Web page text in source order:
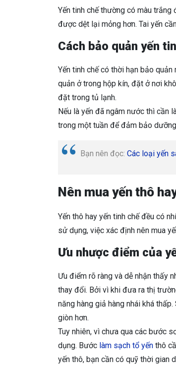
Yến tinh chế thường có màu
được dệt lại mỏng hơn. Tai yến
Cách bảo quản yến
Yến tinh chế có thời hạn bảo
quản ở trong hộp kín, đặt ở nơi
đặt trong tủ lạnh.
Nếu là yến đã ngâm nước thì cần
trong một tuần để đảm bảo
Bạn nên đọc: Các loại yến
Nên mua yến thô
Yến thô hay yến tinh chế đều có
sử dụng, việc xác định nên mua
Ưu nhược điểm của
Ưu điểm rõ ràng và dễ nhận thấy
thay đổi. Bởi vì khi đưa ra thị
năng hàng giả hàng nhái khá
giòn hơn.
Tuy nhiên, vì chưa qua các bước
dụng. Bước làm sạch tổ yến thô
yến thô, bạn cần có quỹ thời gian